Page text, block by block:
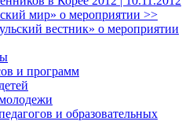
мир» о мероприятии >>
вестник» о мероприятии
и программ
и образовательных